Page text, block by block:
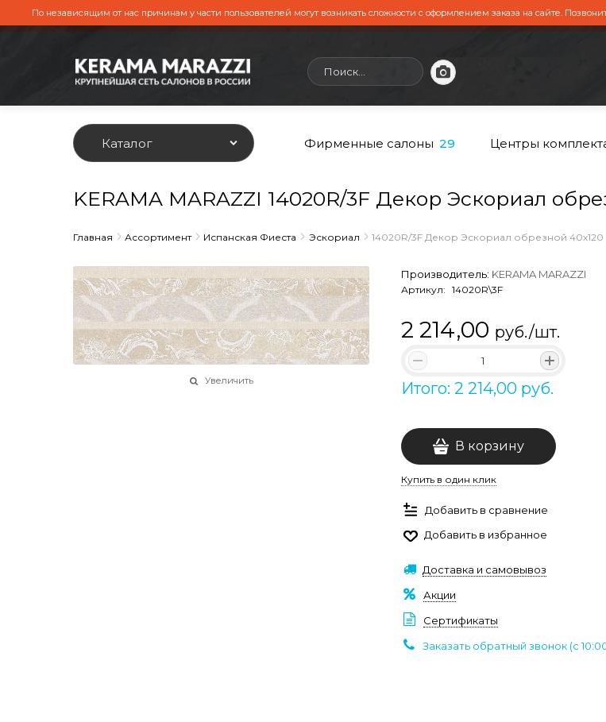
По независящим от нас причинам у части пользователей могут возникать сложности с оформлением заказа на сайте.
Каталог Фирменные салоны 29 Центры
KERAMA MARAZZI 14020R/3F Декор Эскориал
Главная Ассортимент Испанская Фиеста Эскориал 14020R/3F Декор Эскориал обрезной 40х120
Увеличить
Производитель: KERAMA MARAZZI
Артикул: 14020R\3F
2 214,00 руб./шт.
Итого: 2 214,00 руб.
В корзину
Купить в один клик
Добавить в сравнение
Добавить в избранное
Доставка и самовывоз
Акции
Сертификаты
Заказать обратный звонок (c